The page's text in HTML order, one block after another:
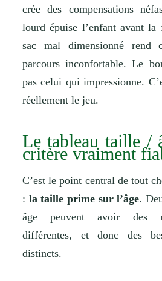
crée des compensations
lourd épuise l’enfant avant
sac mal dimensionné rend
parcours inconfortable. Le
pas celui qui impressionne.
réellement le jeu.
Le tableau taille /
critère vraiment
C’est le point central de tout
: la taille prime sur l’âge.
âge peuvent avoir des
différentes, et donc des
distincts.